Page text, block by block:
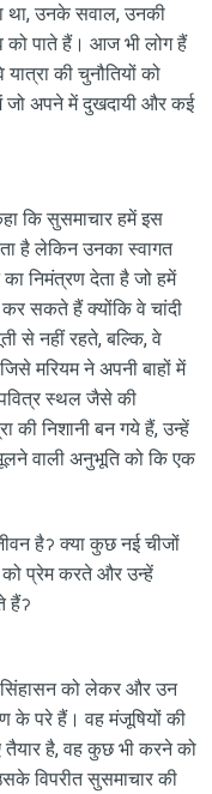
था, उनके सवाल, उनकी
को पाते हैं। आज भी लोग हैं
की चुनौतियों को
में जो अपने में दुखदायी और कई
कि सुसमाचार हमें इस
है लेकिन उनका स्वागत
निमंत्रण देता है जो हमें
सकते हैं क्योंकि वे चांदी
से नहीं रहते, बल्कि, वे
मरियम ने अपनी बाहों में
स्थल जैसे की
की निशानी बन गये हैं, उन्हें
वाली अनुभूति को कि एक
हैॽ क्या कुछ नई चीजों
को प्रेम करते और उन्हें
हैंॽ
सिंहासन को लेकर और उन
के परे हैं। वह मंजूषियों की
तैयार है, वह कुछ भी करने को
विपरीत सुसमाचार की